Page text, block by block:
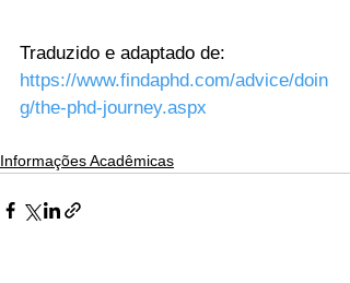
Traduzido e adaptado de:
https://www.findaphd.com/advice/doin
g/the-phd-journey.aspx
Informações Acadêmicas